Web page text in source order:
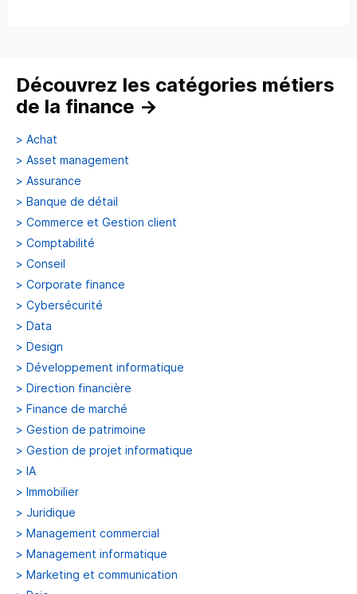
Découvrez les catégories métiers
de la finance →
> Achat
> Asset management
> Assurance
> Banque de détail
> Commerce et Gestion client
> Comptabilité
> Conseil
> Corporate finance
> Cybersécurité
> Data
> Design
> Développement informatique
> Direction financière
> Finance de marché
> Gestion de patrimoine
> Gestion de projet informatique
> IA
> Immobilier
> Juridique
> Management commercial
> Management informatique
> Marketing et communication